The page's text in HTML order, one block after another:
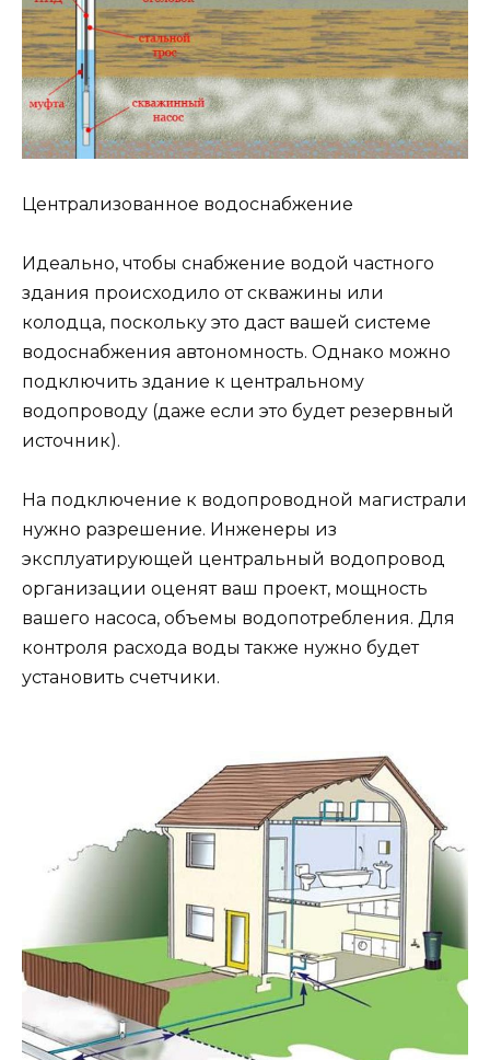
Централизованное водоснабжение
Идеально, чтобы снабжение водой частного
здания происходило от скважины или
колодца, поскольку это даст вашей системе
водоснабжения автономность. Однако можно
подключить здание к центральному
водопроводу (даже если это будет резервный
источник).
На подключение к водопроводной магистрали
нужно разрешение. Инженеры из
эксплуатирующей центральный водопровод
организации оценят ваш проект, мощность
вашего насоса, объемы водопотребления. Для
контроля расхода воды также нужно будет
установить счетчики.